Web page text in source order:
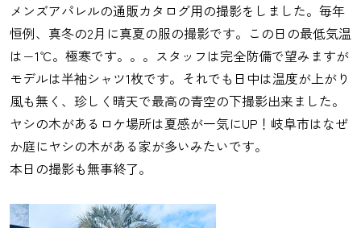
シ
ョ
ン
シ
ョ
ン
メンズアパレルの通販カタログ用の撮影をしました。毎年
恒例、真冬の2月に真夏の服の撮影です。この日の最低気温
は−1℃。極寒です。。。スタッフは完全防備で望みますが
モデルは半袖シャツ1枚です。それでも日中は温度が上がり
風も無く、珍しく晴天で最高の青空の下撮影出来ました。
ヤシの木があるロケ場所は夏感が一気にUP！岐阜市はなぜ
か庭にヤシの木がある家が多いみたいです。
本日の撮影も無事終了。